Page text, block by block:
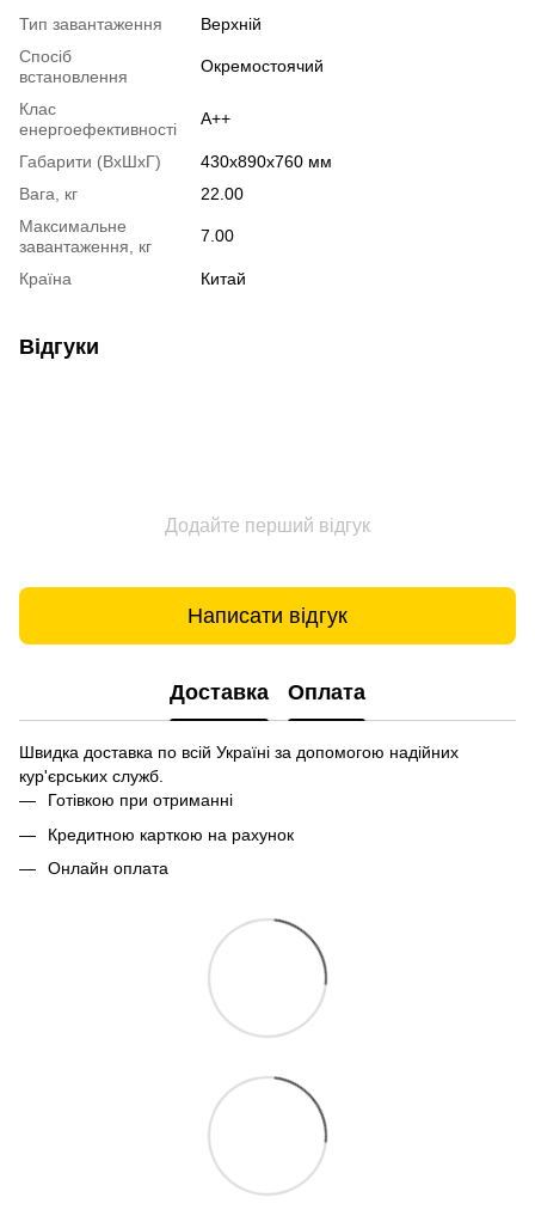
Тип завантаження
Верхній
Спосіб
встановлення
Окремостоячий
Клас
енергоефективності
А++
Габарити (ВхШхГ)
430х890х760 мм
Вага, кг
22.00
Максимальне
завантаження, кг
7.00
Країна Китай
Відгуки
Додайте перший відгук
Написати відгук
Доставка Оплата
Швидка доставка по всій Україні за допомогою надійних
кур'єрських служб.
Готівкою при отриманні
Кредитною карткою на рахунок
Онлайн оплата